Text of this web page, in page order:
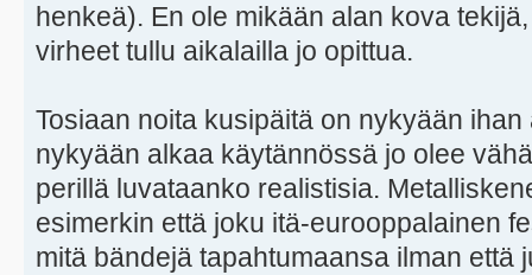
henkeä). En ole mikään alan kova
virheet tullu aikalailla jo opittua.
Tosiaan noita kusipäitä on nykyään
nykyään alkaa käytännössä jo olee
perillä luvataanko realistisia.
esimerkin että joku itä-eurooppalainen
mitä bändejä tapahtumaansa ilman että